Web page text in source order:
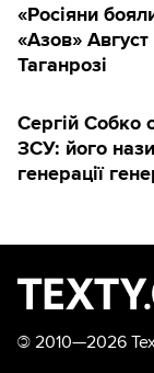
«Росіяни
«Азов»
Таганрозі
Сергій Собко
ЗСУ: його
генерації
© 2010—2026